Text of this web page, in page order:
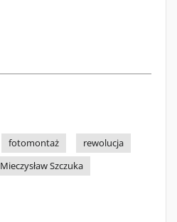
fotomontaż
rewolucja
Mieczysław Szczuka